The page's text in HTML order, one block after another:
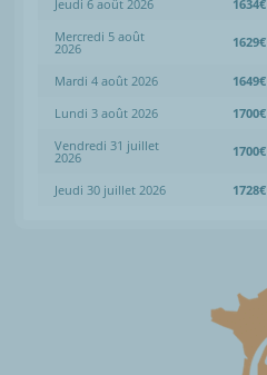
Jeudi 6 août 2026 1634€
Mercredi 5 août
2026 1629€
Mardi 4 août 2026 1649€
Lundi 3 août 2026
1700€
Vendredi 31 juillet
2026 1700€
Jeudi 30 juillet 2026 1728€